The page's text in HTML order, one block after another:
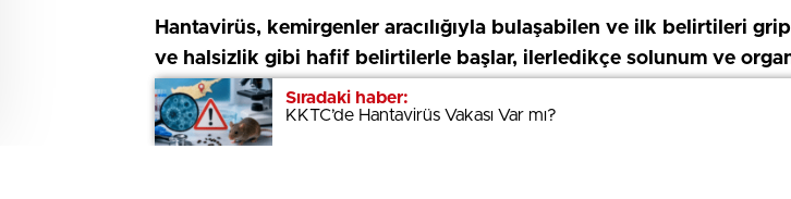
Sıradaki haber:
KKTC’de Hantavirüs Vakası Var mı?
Hantavirüs, kemirgenler aracılığıyla bulaşabilen ve ilk belirtileri
ve halsizlik gibi hafif belirtilerle başlar, ilerledikçe solunum ve
kurtarabilir.
Sıradaki haber:
KKTC’de Hantavirüs Vakası Var mı?